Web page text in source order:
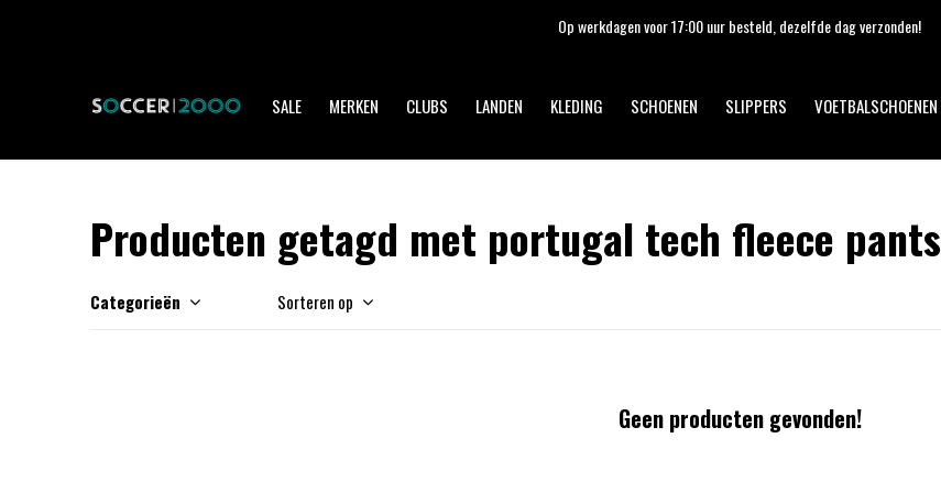
SALE MERKEN CLUBS LANDEN KLEDING SCHOENEN SLIPPERS VOETBALSCHOENEN
Op werkdagen voor 17:00 uur besteld, dezelfde dag verzonden!
Producten getagd met portugal tech fleece pants
Categorieën Sorteren op
Geen producten gevonden!